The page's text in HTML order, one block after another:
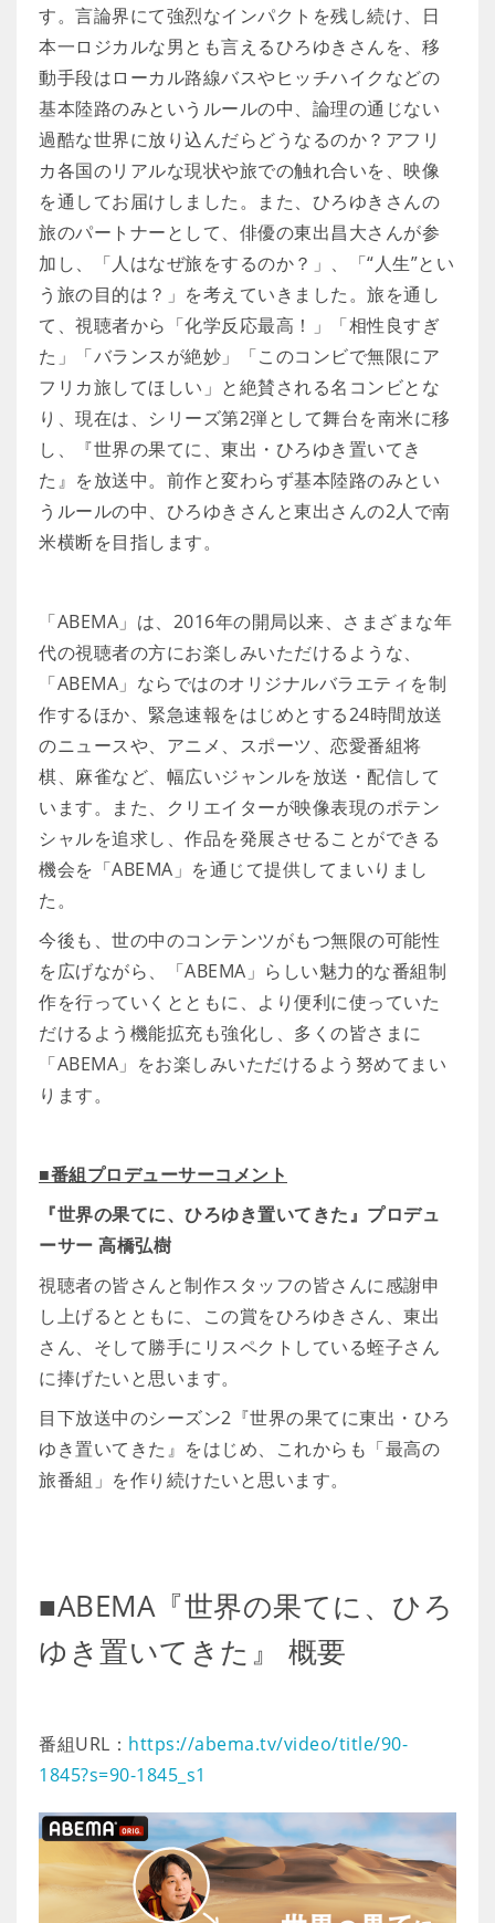
す。言論界にて強烈なインパクトを残し続け、日
本一ロジカルな男とも言えるひろゆきさんを、移
動手段はローカル路線バスやヒッチハイクなどの
基本陸路のみというルールの中、論理の通じない
過酷な世界に放り込んだらどうなるのか？アフリ
カ各国のリアルな現状や旅での触れ合いを、映像
を通してお届けしました。また、ひろゆきさんの
旅のパートナーとして、俳優の東出昌大さんが参
加し、「人はなぜ旅をするのか？」、「“人生”とい
う旅の目的は？」を考えていきました。旅を通し
て、視聴者から「化学反応最高！」「相性良すぎ
た」「バランスが絶妙」「このコンビで無限にア
フリカ旅してほしい」と絶賛される名コンビとな
り、現在は、シリーズ第2弾として舞台を南米に移
し、『世界の果てに、東出・ひろゆき置いてき
た』を放送中。前作と変わらず基本陸路のみとい
うルールの中、ひろゆきさんと東出さんの2人で南
米横断を目指します。
「ABEMA」は、2016年の開局以来、さまざまな年
代の視聴者の方にお楽しみいただけるような、
「ABEMA」ならではのオリジナルバラエティを制
作するほか、緊急速報をはじめとする24時間放送
のニュースや、アニメ、スポーツ、恋愛番組将
棋、麻雀など、幅広いジャンルを放送・配信して
います。また、クリエイターが映像表現のポテン
シャルを追求し、作品を発展させることができる
機会を「ABEMA」を通じて提供してまいりまし
た。
今後も、世の中のコンテンツがもつ無限の可能性
を広げながら、「ABEMA」らしい魅力的な番組制
作を行っていくとともに、より便利に使っていた
だけるよう機能拡充も強化し、多くの皆さまに
「ABEMA」をお楽しみいただけるよう努めてまい
ります。
■番組プロデューサーコメント
『世界の果てに、ひろゆき置いてきた』プロデュ
ーサー 高橋弘樹
視聴者の皆さんと制作スタッフの皆さんに感謝申
し上げるとともに、この賞をひろゆきさん、東出
さん、そして勝手にリスペクトしている蛭子さん
に捧げたいと思います。
目下放送中のシーズン2『世界の果てに東出・ひろ
ゆき置いてきた』をはじめ、これからも「最高の
旅番組」を作り続けたいと思います。
■ABEMA『世界の果てに、ひろ
ゆき置いてきた』 概要
番組URL： https://abema.tv/video/title/90-
1845?s=90-1845_s1